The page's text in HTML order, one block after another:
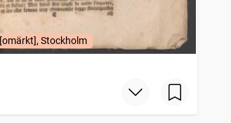
[omärkt], Stockholm